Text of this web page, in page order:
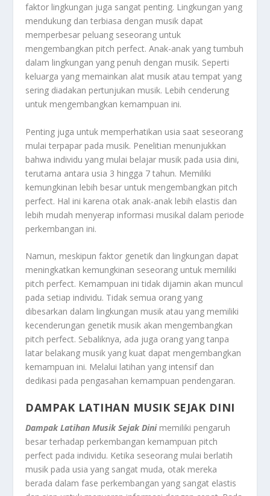
faktor lingkungan juga sangat penting. Lingkungan yang
mendukung dan terbiasa dengan musik dapat
memperbesar peluang seseorang untuk
mengembangkan pitch perfect. Anak-anak yang tumbuh
dalam lingkungan yang penuh dengan musik. Seperti
keluarga yang memainkan alat musik atau tempat yang
sering diadakan pertunjukan musik. Lebih cenderung
untuk mengembangkan kemampuan ini.
Penting juga untuk memperhatikan usia saat seseorang
mulai terpapar pada musik. Penelitian menunjukkan
bahwa individu yang mulai belajar musik pada usia dini,
terutama antara usia 3 hingga 7 tahun. Memiliki
kemungkinan lebih besar untuk mengembangkan pitch
perfect. Hal ini karena otak anak-anak lebih elastis dan
lebih mudah menyerap informasi musikal dalam periode
perkembangan ini.
Namun, meskipun faktor genetik dan lingkungan dapat
meningkatkan kemungkinan seseorang untuk memiliki
pitch perfect. Kemampuan ini tidak dijamin akan muncul
pada setiap individu. Tidak semua orang yang
dibesarkan dalam lingkungan musik atau yang memiliki
kecenderungan genetik musik akan mengembangkan
pitch perfect. Sebaliknya, ada juga orang yang tanpa
latar belakang musik yang kuat dapat mengembangkan
kemampuan ini. Melalui latihan yang intensif dan
dedikasi pada pengasahan kemampuan pendengaran.
DAMPAK LATIHAN MUSIK SEJAK DINI
Dampak Latihan Musik Sejak Dinimemiliki pengaruh
besar terhadap perkembangan kemampuan pitch
perfect pada individu. Ketika seseorang mulai berlatih
musik pada usia yang sangat muda, otak mereka
berada dalam fase perkembangan yang sangat elastis